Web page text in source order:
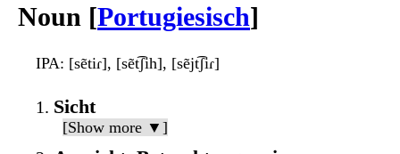
Noun [Portugiesisch]
IPA: [sẽtiɾ], [sẽt͡ʃih], [sẽjt͡ʃiɾ]
Sicht
[Show more ▼]